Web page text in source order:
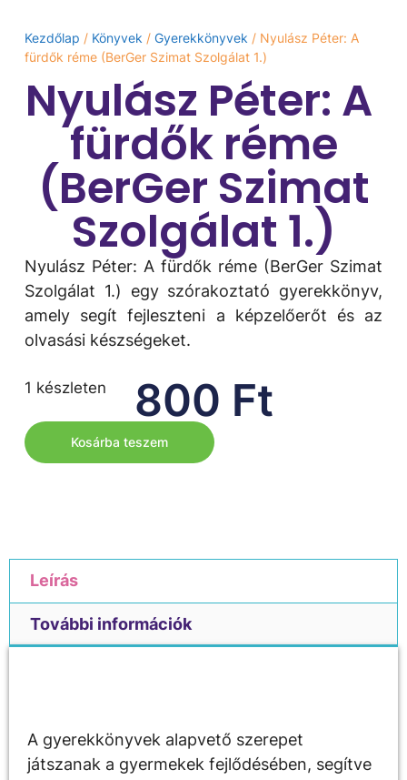
Kezdőlap / Könyvek / Gyerekkönyvek / Nyulász Péter: A ​
fürdők réme (BerGer Szimat Szolgálat 1.)
Nyulász Péter: A ​
fürdők réme
(BerGer Szimat
Szolgálat 1.)
Nyulász Péter: A ​fürdők réme (BerGer Szimat
Szolgálat 1.) egy szórakoztató gyerekkönyv,
amely segít fejleszteni a képzelőerőt és az
olvasási készségeket.
800 Ft
1 készleten
Kosárba teszem
Leírás
További információk
A gyerekkönyvek alapvető szerepet
játszanak a gyermekek fejlődésében, segítve